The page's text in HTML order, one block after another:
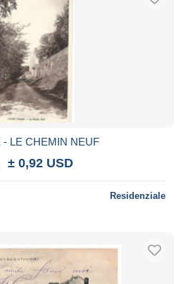
- LE CHEMIN NEUF
± 0,92 USD
Residenziale